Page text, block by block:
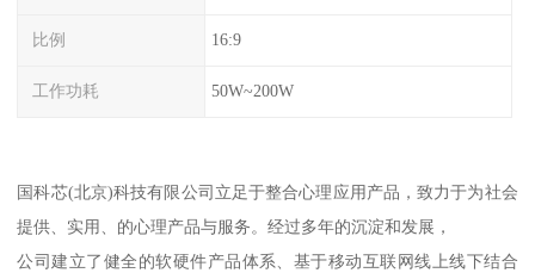
比例 16:9
工作功耗 50W~200W
国科芯(北京)科技有限公司立足于整合心理应用产品，致力于为社会
提供、实用、的心理产品与服务。经过多年的沉淀和发展，
公司建立了健全的软硬件产品体系、基于移动互联网线上线下结合